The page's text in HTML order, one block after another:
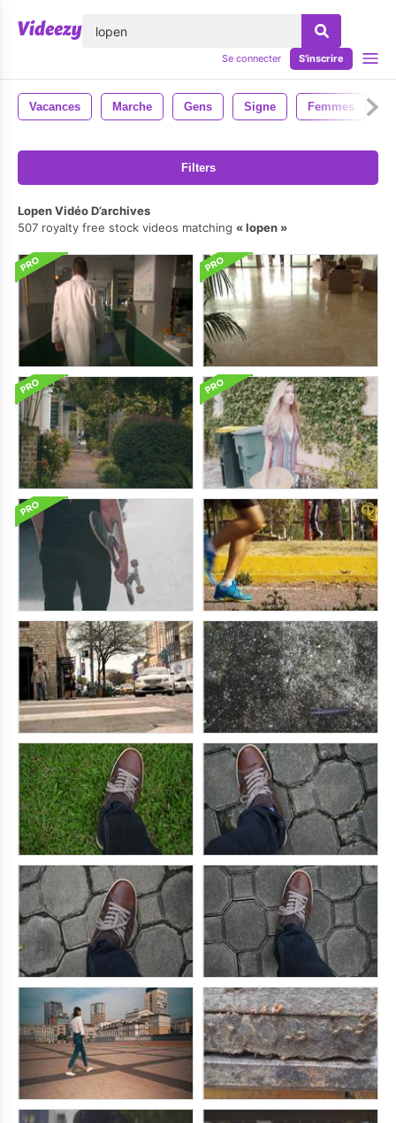
Se connecter S'inscrire
Vacances Marche Gens Signe Femmes
Filters
Lopen Vidéo D’archives
507 royalty free stock videos matching
lopen